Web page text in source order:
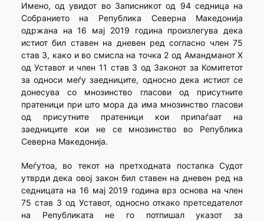
Имено, од увидот во Записникот од 94 седница на
Собранието на Република Северна Македонија
одржана на 16 мај 2019 година произлегува дека
истиот бил ставен на дневен ред согласно член 75
став 3, како и во смисла на точка 2 од Амандманот X
од Уставот и член 11 став 3 од Законот за Комитетот
за односи меѓу заедниците, односно дека истиот се
донесува со мнозинство гласови од присутните
пратеници при што мора да има мнозинство гласови
од присутните пратеници кои припаѓаат на
заедниците кои не се мнозинство во Република
Северна Македонија.
Меѓутоа, во текот на претходната постапка Судот
утврди дека овој закон бил ставен на дневен ред на
седницата на 16 мај 2019 година врз основа на член
75 став 3 од Уставот, односно откако претседателот
на Републиката не го потпишал указот за